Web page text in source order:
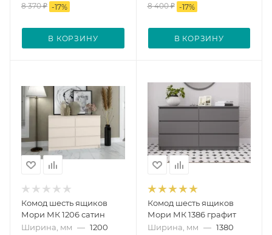
8 370₽ -17%
В КОРЗИНУ
8 400₽ -17%
В КОРЗИНУ
Комод шесть ящиков
Мори МК 1206 сатин
Ширина, мм — 1200
Комод шесть ящиков
Мори МК 1386 графит
Ширина, мм — 1380